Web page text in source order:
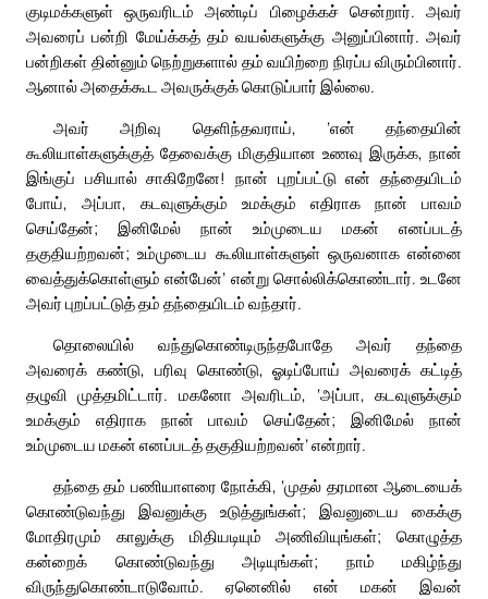
குடிமக்களுள் ஒருவரிடம் அண்டிப் பிழைக்கச் சென்றார். அவர்
அவரைப் பன்றி மேய்க்கத் தம் வயல்களுக்கு அனுப்பினார். அவர்
பன்றிகள் தின்னும் நெற்றுகளால் தம் வயிற்றை நிரப்ப விரும்பினார்.
ஆனால் அதைக்கூட அவருக்குக் கொடுப்பார் இல்லை.
அவர் அறிவு தெளிந்தவராய், ‘என் தந்தையின்
கூலியாள்களுக்குத் தேவைக்கு மிகுதியான உணவு இருக்க, நான்
இங்குப் பசியால் சாகிறேனே! நான் புறப்பட்டு என் தந்தையிடம்
போய், அப்பா, கடவுளுக்கும் உமக்கும் எதிராக நான் பாவம்
செய்தேன்; இனிமேல் நான் உம்முடைய மகன் எனப்படத்
தகுதியற்றவன்; உம்முடைய கூலியாள்களுள் ஒருவனாக என்னை
வைத்துக்கொள்ளும் என்பேன்’ என்று சொல்லிக்கொண்டார். உடனே
அவர் புறப்பட்டுத் தம் தந்தையிடம் வந்தார்.
தொலையில் வந்துகொண்டிருந்தபோதே அவர் தந்தை
அவரைக் கண்டு, பரிவு கொண்டு, ஓடிப்போய் அவரைக் கட்டித்
தழுவி முத்தமிட்டார். மகனோ அவரிடம், ‘அப்பா, கடவுளுக்கும்
உமக்கும் எதிராக நான் பாவம் செய்தேன்; இனிமேல் நான்
உம்முடைய மகன் எனப்படத் தகுதியற்றவன்’ என்றார்.
தந்தை தம் பணியாளரை நோக்கி, ‘முதல் தரமான ஆடையைக்
கொண்டுவந்து இவனுக்கு உடுத்துங்கள்; இவனுடைய கைக்கு
மோதிரமும் காலுக்கு மிதியடியும் அணிவியுங்கள்; கொழுத்த
கன்றைக் கொண்டுவந்து அடியுங்கள்; நாம் மகிழ்ந்து
விருந்துகொண்டாடுவோம். ஏனெனில் என் மகன் இவன்